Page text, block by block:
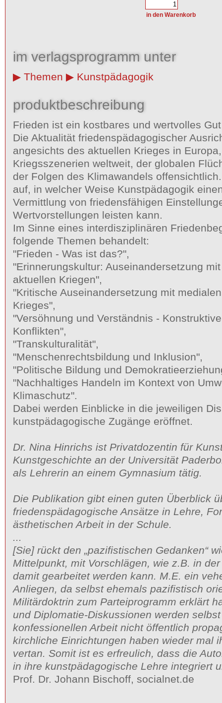
im verlagsprogramm unter
Themen Kunstpädagogik
produktbeschreibung
Frieden ist ein kostbares und wertvolles
Die Aktualität friedenspädagogischer
angesichts des aktuellen Krieges in
Kriegsszenerien weltweit, der globalen
der Folgen des Klimawandels
auf, in welcher Weise Kunstpädagogik
Vermittlung von friedensfähigen
Wertvorstellungen leisten kann.
Im Sinne eines interdisziplinären
folgende Themen behandelt:
"Frieden - Was ist das?",
"Erinnerungskultur: Auseinandersetzung
aktuellen Kriegen",
"Kritische Auseinandersetzung mit
Krieges",
"Versöhnung und Verständnis -
Konflikten",
"Transkulturalität",
"Menschenrechtsbildung und Inklusion",
"Politische Bildung und
"Nachhaltiges Handeln im Kontext von
Klimaschutz".
Dabei werden Einblicke in die jeweiligen
kunstpädagogische Zugänge eröffnet.
Dr. Nina Hinrichs ist Privatdozentin für
Kunstgeschichte an der Universität
als Lehrerin an einem Gymnasium tätig.
Die Publikation gibt einen guten Überblick
friedenspädagogische Ansätze in Lehre,
ästhetischen Arbeit in der Schule.
...
[Sie] rückt den „pazifistischen Gedanken“
Mittelpunkt, mit Vorschlägen, wie z.B. in
damit gearbeitet werden kann. M.E. ein
Anliegen, da selbst ehemals pazifistisch
Militärdoktrin zum Parteiprogramm erklärt
und Diplomatie-Diskussionen werden
konfessionellen Arbeit nicht öffentlich
kirchliche Einrichtungen haben wieder mal
vertan. Somit ist es erfreulich, dass die
in ihre kunstpädagogische Lehre integriert
Prof. Dr. Johann Bischoff, socialnet.de